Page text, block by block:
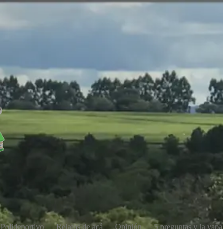
Polideportivo Relatos de acá Opinión 5 preguntas y la yapa